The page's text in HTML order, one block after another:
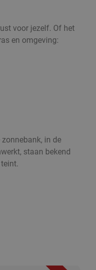
voor jezelf. Of het
en omgeving:
in de
staan bekend